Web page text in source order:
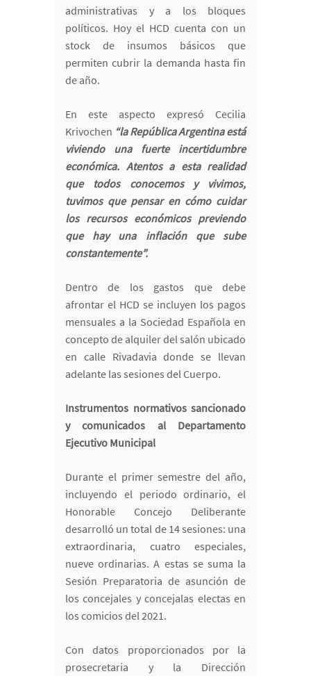
administrativas y a los bloques
políticos. Hoy el HCD cuenta con un
stock de insumos básicos que
permiten cubrir la demanda hasta fin
de año.
En este aspecto expresó Cecilia
Krivochen “la República Argentina está
viviendo una fuerte incertidumbre
económica. Atentos a esta realidad
que todos conocemos y vivimos,
tuvimos que pensar en cómo cuidar
los recursos económicos previendo
que hay una inflación que sube
constantemente”.
Dentro de los gastos que debe
afrontar el HCD se incluyen los pagos
mensuales a la Sociedad Española en
concepto de alquiler del salón ubicado
en calle Rivadavia donde se llevan
adelante las sesiones del Cuerpo.
Instrumentos normativos sancionado
y comunicados al Departamento
Ejecutivo Municipal
Durante el primer semestre del año,
incluyendo el periodo ordinario, el
Honorable Concejo Deliberante
desarrolló un total de 14 sesiones: una
extraordinaria, cuatro especiales,
nueve ordinarias. A estas se suma la
Sesión Preparatoria de asunción de
los concejales y concejalas electas en
los comicios del 2021.
Con datos proporcionados por la
prosecretaria y la Dirección